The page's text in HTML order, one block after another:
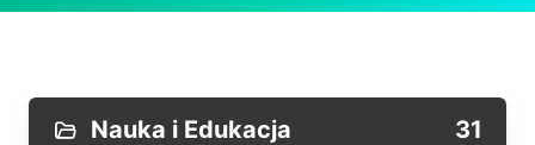
Nauka i Edukacja 31